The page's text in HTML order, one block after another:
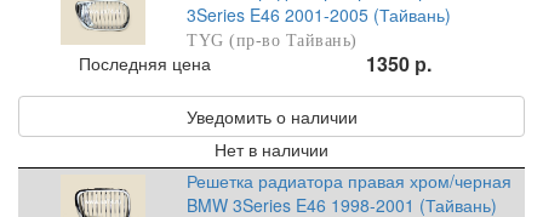
3Series E46 2001-2005 (Тайвань)
TYG (пр-во Тайвань)
Последняя цена 1350 р.
Уведомить о наличии
Нет в наличии
Решетка радиатора правая хром/черная
BMW 3Series E46 1998-2001 (Тайвань)